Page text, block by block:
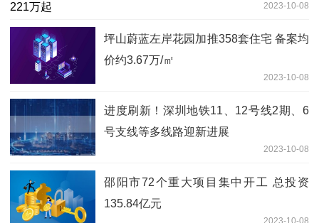
2023-10-08
坪山蔚蓝左岸花园加推358套住宅 备案均
价约3.67万/㎡
2023-10-08
进度刷新！深圳地铁11、12号线2期、6
号支线等多线路迎新进展
2023-10-08
邵阳市72个重大项目集中开工 总投资
135.84亿元